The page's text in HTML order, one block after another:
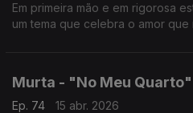
Em primeira mão e em rigorosa
um tema que celebra o amor
Murta - "No Meu Quarto"
Ep. 74
15 abr. 2026